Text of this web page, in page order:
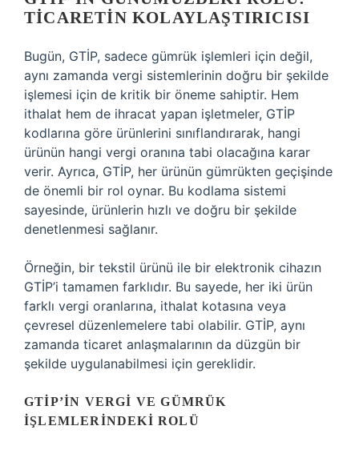
TICARETIN KOLAYLAŞTIRICISI
Bugün, GTİP, sadece gümrük işlemleri için değil,
aynı zamanda vergi sistemlerinin doğru bir şekilde
işlemesi için de kritik bir öneme sahiptir. Hem
ithalat hem de ihracat yapan işletmeler, GTİP
kodlarına göre ürünlerini sınıflandırarak, hangi
ürünün hangi vergi oranına tabi olacağına karar
verir. Ayrıca, GTİP, her ürünün gümrükten geçişinde
de önemli bir rol oynar. Bu kodlama sistemi
sayesinde, ürünlerin hızlı ve doğru bir şekilde
denetlenmesi sağlanır.
Örneğin, bir tekstil ürünü ile bir elektronik cihazın
GTİP’i tamamen farklıdır. Bu sayede, her iki ürün
farklı vergi oranlarına, ithalat kotasına veya
çevresel düzenlemelere tabi olabilir. GTİP, aynı
zamanda ticaret anlaşmalarının da düzgün bir
şekilde uygulanabilmesi için gereklidir.
GTİP’IN VERGI VE GÜMRÜK
İŞLEMLERINDEKI ROLÜ